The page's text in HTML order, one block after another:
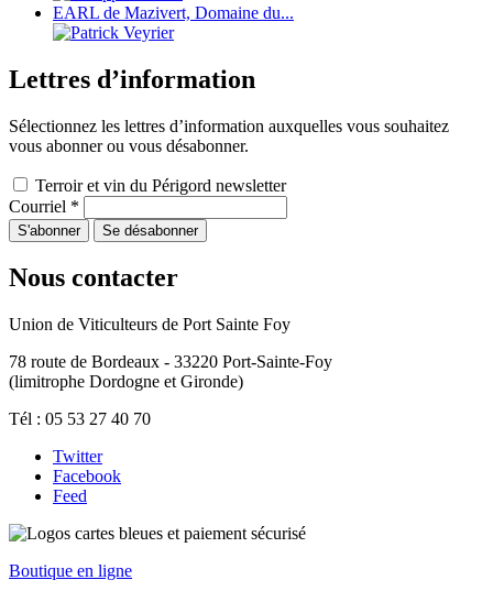
EARL de Mazivert, Domaine du...
Lettres d’information
Sélectionnez les lettres d’information auxquelles vous souhaitez
vous abonner ou vous désabonner.
Terroir et vin du Périgord newsletter
Courriel *
Nous contacter
Union de Viticulteurs de Port Sainte Foy
78 route de Bordeaux - 33220 Port-Sainte-Foy
(limitrophe Dordogne et Gironde)
Tél : 05 53 27 40 70
Twitter
Facebook
Feed
Boutique en ligne